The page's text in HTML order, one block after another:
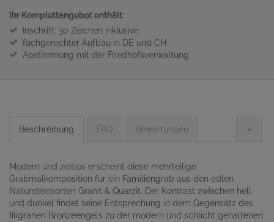
Ihr Komplettangebot enthält:
Inschrift: 30 Zeichen inklusive
fachgerechter Aufbau in DE und CH
Abstimmung mit der Friedhofsverwaltung
Beschreibung FAQ Bewertungen
Modern und zeitlos erscheint diese mehrteilige
Grabmalkomposition für ein Familiengrab aus den edlen
Natursteinsorten Granit & Quarzit. Der Kontrast zwischen hell
und dunkel findet seine Entsprechung in dem Gegensatz des
filigranen Bronzeengels zu der modern und schlicht gehaltenen